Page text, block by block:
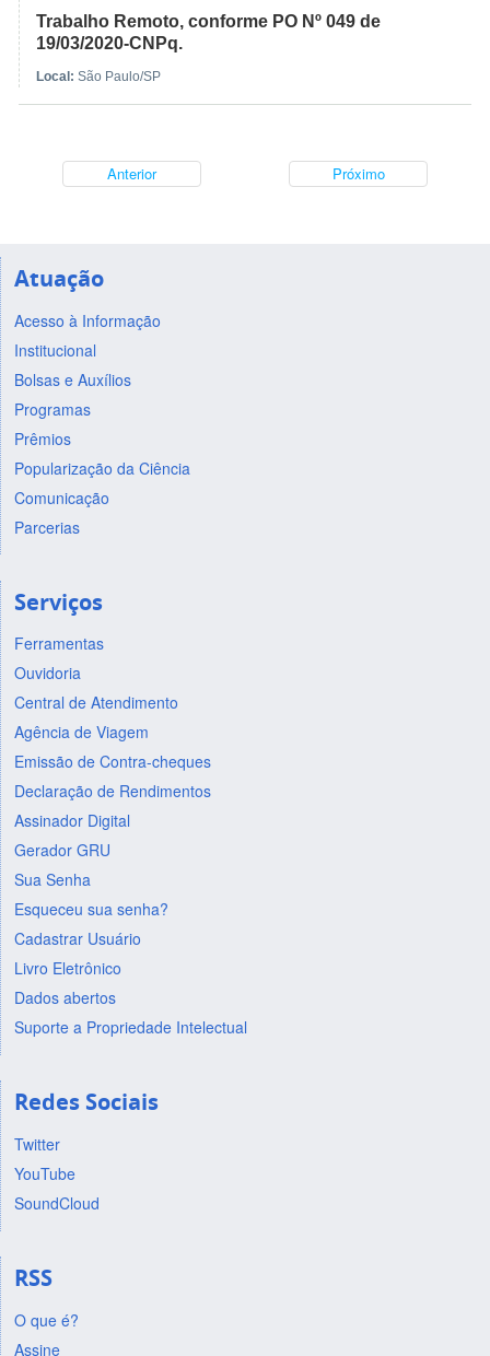
Trabalho Remoto, conforme PO Nº 049 de
19/03/2020-CNPq.
Local: São Paulo/SP
Anterior Próximo
Atuação
Acesso à Informação
Institucional
Bolsas e Auxílios
Programas
Prêmios
Popularização da Ciência
Comunicação
Parcerias
Serviços
Ferramentas
Ouvidoria
Central de Atendimento
Agência de Viagem
Emissão de Contra-cheques
Declaração de Rendimentos
Assinador Digital
Gerador GRU
Sua Senha
Esqueceu sua senha?
Cadastrar Usuário
Livro Eletrônico
Dados abertos
Suporte a Propriedade Intelectual
Redes Sociais
Twitter
YouTube
SoundCloud
RSS
O que é?
Assine